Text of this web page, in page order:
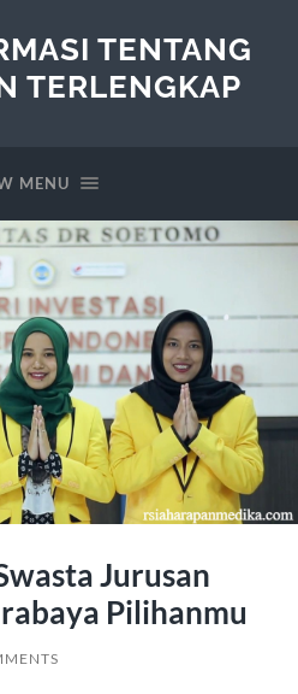
TENTANG
TERLENGKAP
MENU
Jurusan
Pilihanmu